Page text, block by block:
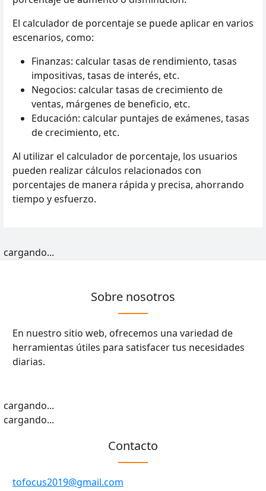
El calculador de porcentaje se puede aplicar en varios
escenarios, como:
Finanzas: calcular tasas de rendimiento, tasas
impositivas, tasas de interés, etc.
Negocios: calcular tasas de crecimiento de
ventas, márgenes de beneficio, etc.
Educación: calcular puntajes de exámenes, tasas
de crecimiento, etc.
Al utilizar el calculador de porcentaje, los usuarios
pueden realizar cálculos relacionados con
porcentajes de manera rápida y precisa, ahorrando
tiempo y esfuerzo.
cargando...
Sobre nosotros
En nuestro sitio web, ofrecemos una variedad de
herramientas útiles para satisfacer tus necesidades
diarias.
cargando...
cargando...
Contacto
tofocus2019@gmail.com